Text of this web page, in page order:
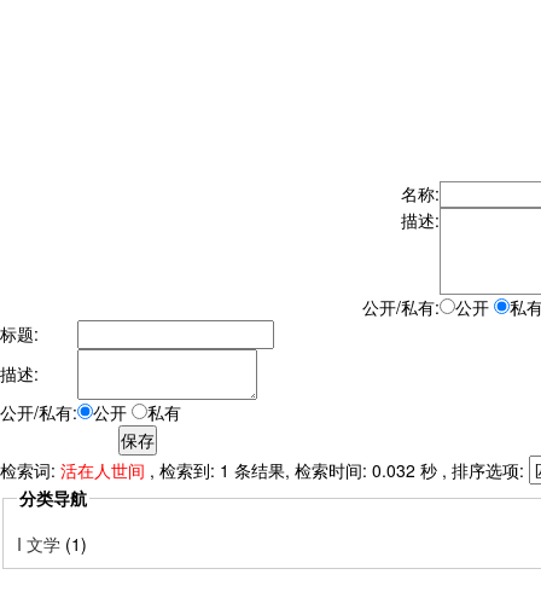
名称:
描述:
公开/私有: 公开
私
标题:
描述:
公开/私有:
公开 私有
检索词: 活在人世间 , 检索到: 1 条结果, 检索时间: 0.032 秒 , 排序选项:
分类导航
I 文学 (1)